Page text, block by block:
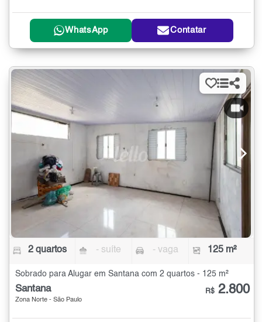
WhatsApp Contatar
2 quartos - suíte - vaga 125 m²
Sobrado para Alugar em Santana com 2 quartos - 125 m²
Santana
Zona Norte - São Paulo
R$ 2.800